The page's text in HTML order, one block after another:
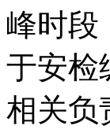
峰时段
于安检
相关负